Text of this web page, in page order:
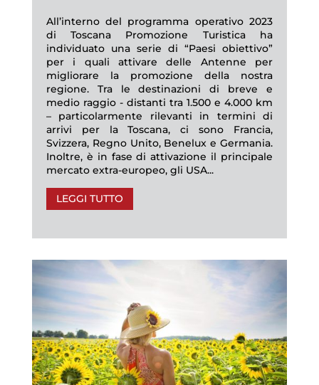
All’interno del programma operativo 2023
di Toscana Promozione Turistica ha
individuato una serie di “Paesi obiettivo”
per i quali attivare delle Antenne per
migliorare la promozione della nostra
regione. Tra le destinazioni di breve e
medio raggio - distanti tra 1.500 e 4.000 km
– particolarmente rilevanti in termini di
arrivi per la Toscana, ci sono Francia,
Svizzera, Regno Unito, Benelux e Germania.
Inoltre, è in fase di attivazione il principale
mercato extra-europeo, gli USA...
LEGGI TUTTO